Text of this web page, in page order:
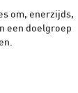
om, enerzijds,
een doelgroep